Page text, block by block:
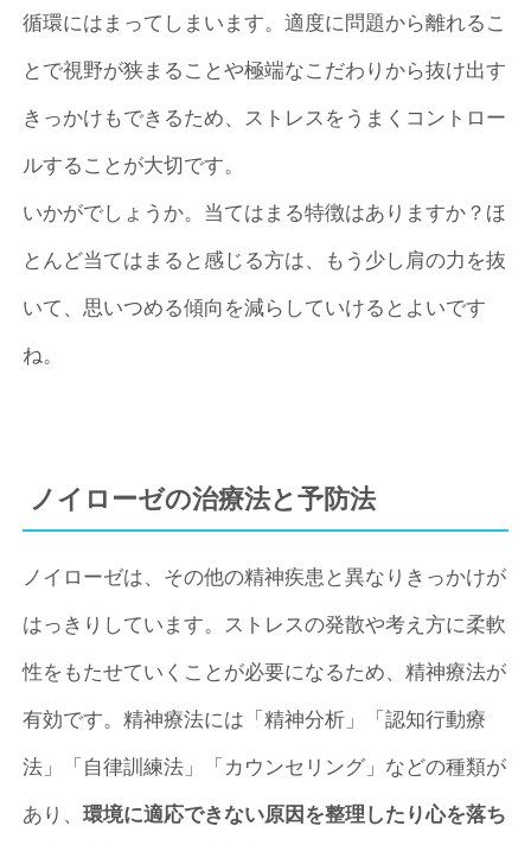
循環にはまってしまいます。適度に問題から離れるこ
とで視野が狭まることや極端なこだわりから抜け出す
きっかけもできるため、ストレスをうまくコントロー
ルすることが大切です。
いかがでしょうか。当てはまる特徴はありますか？ほ
とんど当てはまると感じる方は、もう少し肩の力を抜
いて、思いつめる傾向を減らしていけるとよいです
ね。
ノイローゼの治療法と予防法
ノイローゼは、その他の精神疾患と異なりきっかけが
はっきりしています。ストレスの発散や考え方に柔軟
性をもたせていくことが必要になるため、精神療法が
有効です。精神療法には「精神分析」「認知行動療
法」「自律訓練法」「カウンセリング」などの種類が
あり、環境に適応できない原因を整理したり心を落ち